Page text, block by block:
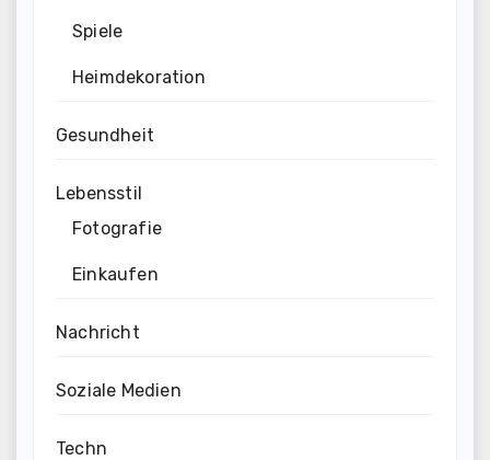
Spiele
Heimdekoration
Gesundheit
Lebensstil
Fotografie
Einkaufen
Nachricht
Soziale Medien
Techn